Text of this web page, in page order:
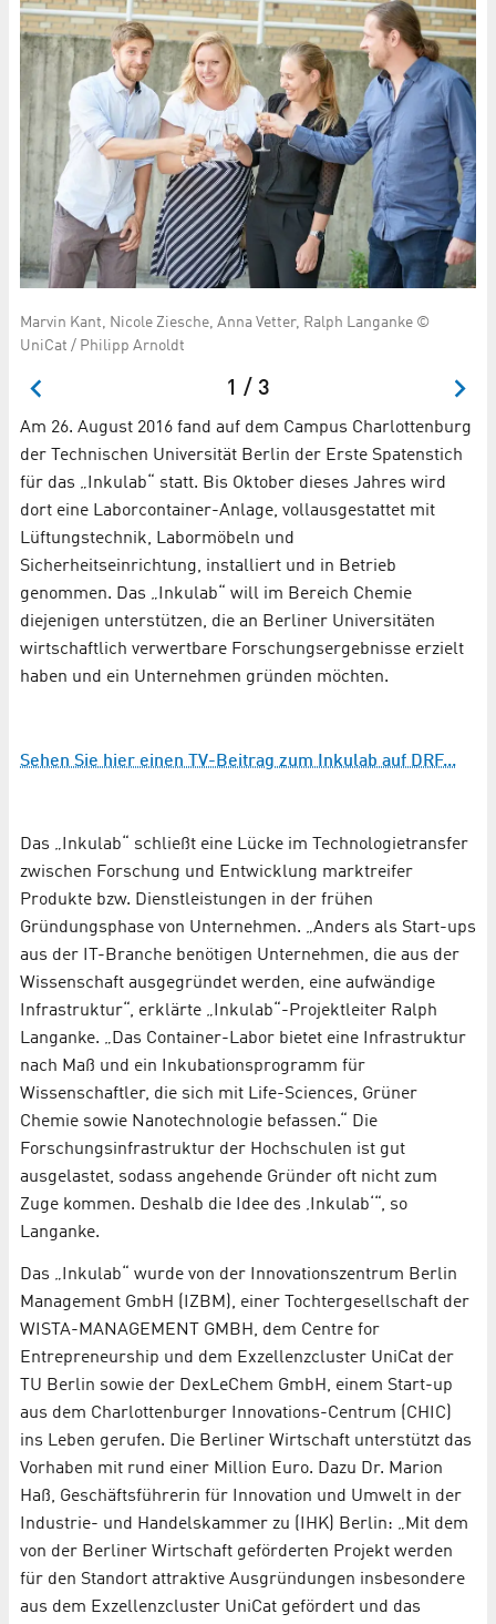
Marvin Kant, Nicole Ziesche, Anna Vetter, Ralph Langanke ©
UniCat / Philipp Arnoldt
1 / 3
Am 26. August 2016 fand auf dem Campus Charlottenburg
der Technischen Universität Berlin der Erste Spatenstich
für das „Inkulab“ statt. Bis Oktober dieses Jahres wird
dort eine Laborcontainer-Anlage, vollausgestattet mit
Lüftungstechnik, Labormöbeln und
Sicherheitseinrichtung, installiert und in Betrieb
genommen. Das „Inkulab“ will im Bereich Chemie
diejenigen unterstützen, die an Berliner Universitäten
wirtschaftlich verwertbare Forschungsergebnisse erzielt
haben und ein Unternehmen gründen möchten.
Sehen Sie hier einen TV-Beitrag zum Inkulab auf DRF...
Das „Inkulab“ schließt eine Lücke im Technologietransfer
zwischen Forschung und Entwicklung markt­reifer
Produkte bzw. Dienstleistungen in der frühen
Gründungsphase von Unternehmen. „Anders als Start-ups
aus der IT-Branche benötigen Unternehmen, die aus der
Wissenschaft ausgegründet werden, eine aufwändige
Infrastruktur“, erklärte „Inkulab“-Projektleiter Ralph
Langanke. „Das Container-Labor bietet eine Infrastruktur
nach Maß und ein Inkubationsprogramm für
Wissenschaftler, die sich mit Life-Sciences, Grüner
Chemie sowie Nanotechnologie befassen.“ Die
Forschungsinfrastruktur der Hochschulen ist gut
ausgelastet, sodass angehende Gründer oft nicht zum
Zuge kommen. Deshalb die Idee des ‚Inkulab‘“, so
Langanke.
Das „Inkulab“ wurde von der Innovationszentrum Berlin
Management GmbH (IZBM), einer Tochtergesellschaft der
WISTA-MANAGEMENT GMBH, dem Centre for
Entrepreneurship und dem Exzellenzcluster UniCat der
TU Berlin sowie der DexLeChem GmbH, einem Start-up
aus dem Charlottenburger Innovations-Centrum (CHIC)
ins Leben gerufen. Die Berliner Wirtschaft unterstützt das
Vorhaben mit rund einer Million Euro. Dazu Dr. Marion
Haß, Geschäftsführerin für Innovation und Umwelt in der
Industrie- und Handelskammer zu (IHK) Berlin: „Mit dem
von der Berliner Wirtschaft geförderten Projekt werden
für den Standort attraktive Ausgründungen insbesondere
aus dem Exzellenzcluster UniCat gefördert und das